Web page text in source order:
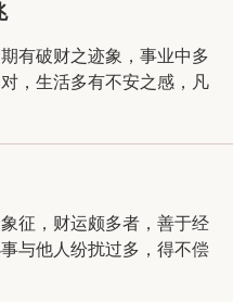
有破财之迹象，事业中多
，生活多有不安之感，凡
征，财运颇多者，善于经
与他人纷扰过多，得不偿